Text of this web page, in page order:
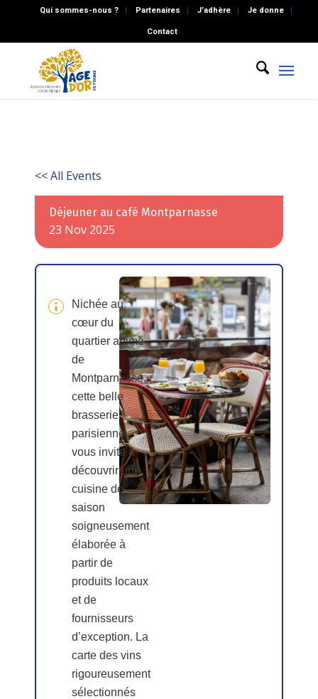
Qui sommes-nous ? Partenaires J’adhère Je donne
Contact
<< All Events
Déjeuner au café Montparnasse
23 Nov 2025
Nichée au
cœur du
quartier animé
de
Montparnasse,
cette belle
brasserie
parisienne
vous invite à
découvrir une
cuisine de
saison
soigneusement
élaborée à
partir de
produits locaux
et de
fournisseurs
d’exception. La
carte des vins
rigoureusement
sélectionnés